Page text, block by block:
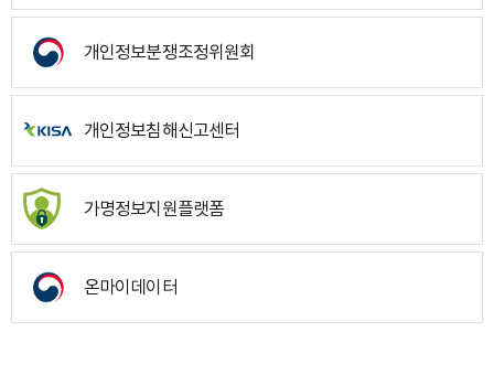
개인정보분쟁조정위원회
개인정보침해신고센터
가명정보지원플랫폼
온마이데이터